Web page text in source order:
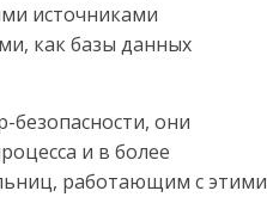
источниками
как базы данных
они
и в более
работающим с этими